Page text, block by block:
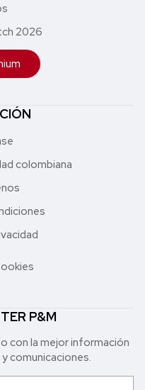
2026
colombiana
P&M
con la mejor in formación
comunicaciones.